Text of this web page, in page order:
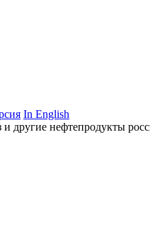
In English
другие нефтепродукты